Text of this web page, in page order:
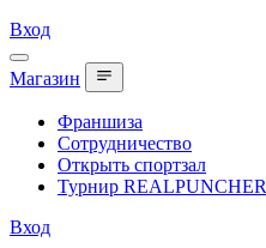
Вход
Магазин
Франшиза
Сотрудничество
Открыть спортзал
Турнир REALPUNCHER
Вход